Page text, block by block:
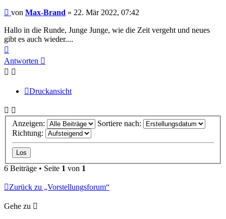
Beitrag
von Max-Brand » 22. Mär 2022, 07:42
Hallo in die Runde, Junge Junge, wie die Zeit vergeht und neues
gibt es auch wieder....
oben
Antworten
Druckansicht
Anzeigen:
Sortiere nach:
Richtung:
6 Beiträge • Seite 1 von 1
Zurück zu „Vorstellungsforum“
Gehe zu